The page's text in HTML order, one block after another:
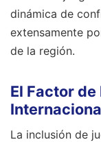
dinámica de
extensamente
de la región.
El Factor
La inclusión de